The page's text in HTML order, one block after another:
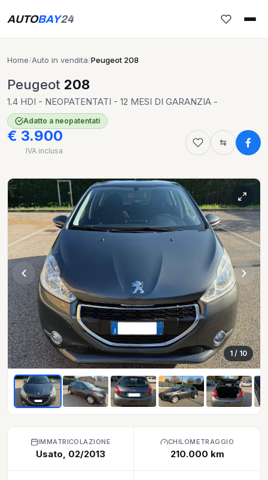
AUTOBAY24
Home/Auto in vendita/Peugeot 208
Peugeot 208
1.4 HDI - NEOPATENTATI - 12 MESI DI GARANZIA -
Adatto a neopatentati
€ 3.900
IVA inclusa
1 / 10
IMMATRICOLAZIONE
Usato, 02/2013
CHILOMETRAGGIO
210.000 km